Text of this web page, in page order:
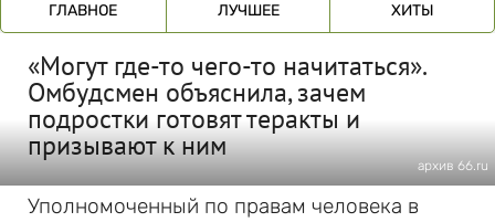
ГЛАВНОЕ ЛУЧШЕЕ ХИТЫ
«Могут где-то чего-то начитаться».
Омбудсмен объяснила, зачем
подростки готовят теракты и
призывают к ним
архив 66.ru
Уполномоченный по правам человека в